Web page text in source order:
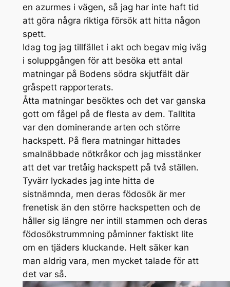
en azurmes i vägen, så jag har inte haft tid
att göra några riktiga försök att hitta någon
spett.
Idag tog jag tillfället i akt och begav mig iväg
i soluppgången för att besöka ett antal
matningar på Bodens södra skjutfält där
gråspett rapporterats.
Åtta matningar besöktes och det var ganska
gott om fågel på de flesta av dem. Talltita
var den dominerande arten och större
hackspett. På flera matningar hittades
smalnäbbade nötkråkor och jag misstänker
att det var tretåig hackspett på två ställen.
Tyvärr lyckades jag inte hitta de
sistnämnda, men deras födosök är mer
frenetisk än den större hackspetten och de
håller sig längre ner intill stammen och deras
födosökstrummning påminner faktiskt lite
om en tjäders kluckande. Helt säker kan
man aldrig vara, men mycket talade för att
det var så.